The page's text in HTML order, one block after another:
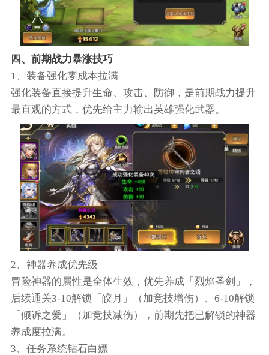
四、前期战力暴涨技巧
1、装备强化零成本拉满
强化装备直接提升生命、攻击、防御，是前期战力提升
最直观的方式，优先给主力输出英雄强化武器。
2、神器养成优先级
冒险神器的属性是全体生效，优先养成「烈焰圣剑」，
后续通关3-10解锁「皎月」（加竞技增伤）、6-10解锁
「倾诉之爱」（加竞技减伤），前期先把已解锁的神器
养成度拉满。
3、任务系统钻石白嫖